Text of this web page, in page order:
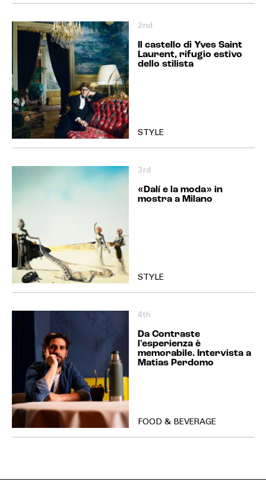
2nd
Il castello di Yves Saint
Laurent, rifugio estivo
dello stilista
STYLE
3rd
«Dalí e la moda» in
mostra a Milano
STYLE
4th
Da Contraste
l'esperienza è
memorabile. Intervista a
Matias Perdomo
FOOD & BEVERAGE